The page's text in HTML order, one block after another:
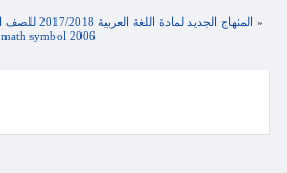
« المنهاج الجديد لمادة اللغة العربية 2017/2018 للصف الثاني الثانوي
math symbol 2006